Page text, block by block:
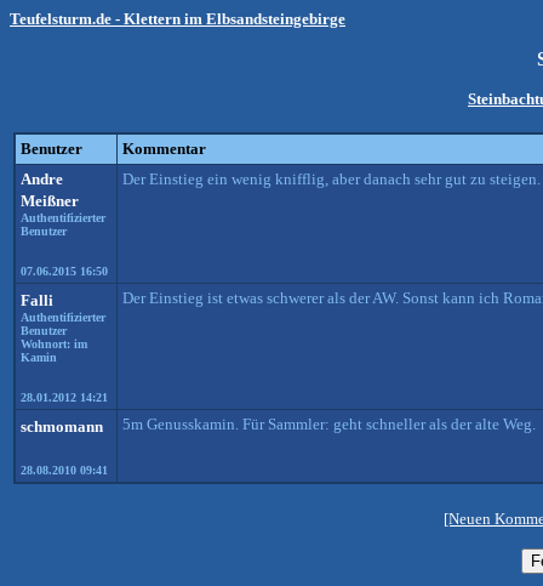
Teufelsturm.de - Klettern im Elbsandsteingebirge
Benutzer
Kommentar
Andre
Meißner
Authentifizierter
Benutzer
07.06.2015 16:50
Der Einstieg ein wenig knifflig, aber danach sehr gut zu steigen.
Falli
Authentifizierter
Benutzer
Wohnort: im
Kamin
28.01.2012 14:21
Der Einstieg ist etwas schwerer als der AW. Sonst kann ich
schmomann
28.08.2010 09:41
5m Genusskamin. Für Sammler: geht schneller als der alte Weg.
[Neuen